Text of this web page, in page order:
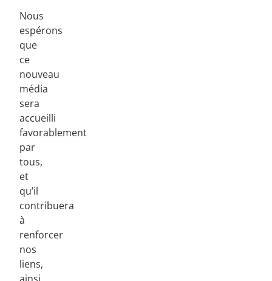
Nous
espérons
que
ce
nouveau
média
sera
accueilli
favorablement
par
tous,
et
qu’il
contribuera
à
renforcer
nos
liens,